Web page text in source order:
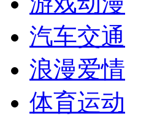
汽车交通
浪漫爱情
体育运动